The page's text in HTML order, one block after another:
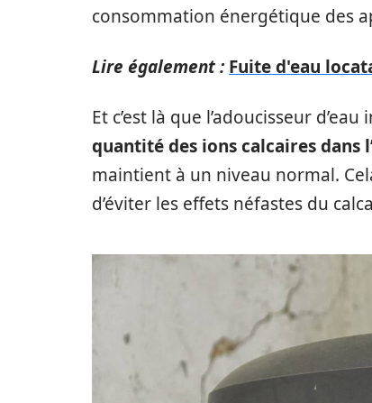
consommation énergétique des
Lire également : Fuite d'eau
Et c’est là que l’adoucisseur
quantité des ions calcaires dans
maintient à un niveau normal.
d’éviter les effets néfastes du